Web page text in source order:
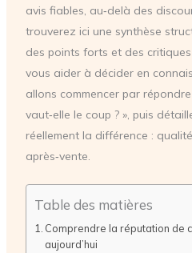
avis fiables, au‑delà des
trouverez ici une synthèse
des points forts et des
vous aider à décider en
allons commencer par
vaut‑elle le coup ? », puis
réellement la différence :
après‑vente.
Table des matières
Comprendre la réputation de
aujourd’hui